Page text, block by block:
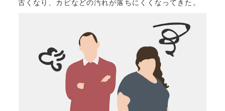
古くなり、カビなどの汚れが落ちにくくなってきた。